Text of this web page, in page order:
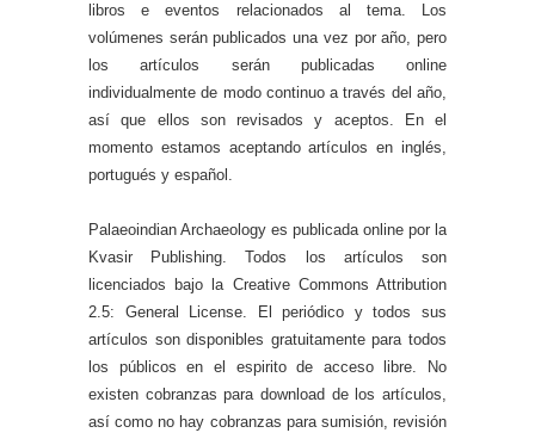
libros e eventos relacionados al tema. Los
volúmenes serán publicados una vez por año, pero
los artículos serán publicadas online
individualmente de modo continuo a través del año,
así que ellos son revisados y aceptos. En el
momento estamos aceptando artículos en inglés,
portugués y español.
Palaeoindian Archaeology es publicada online por la
Kvasir Publishing. Todos los artículos son
licenciados bajo la Creative Commons Attribution
2.5: General License. El periódico y todos sus
artículos son disponibles gratuitamente para todos
los públicos en el espirito de acceso libre. No
existen cobranzas para download de los artículos,
así como no hay cobranzas para sumisión, revisión